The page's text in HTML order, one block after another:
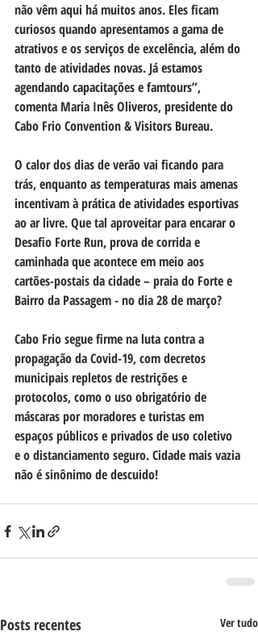
não vêm aqui há muitos anos. Eles ficam
curiosos quando apresentamos a gama de
atrativos e os serviços de excelência, além do
tanto de atividades novas. Já estamos
agendando capacitações e famtours”,
comenta Maria Inês Oliveros, presidente do
Cabo Frio Convention & Visitors Bureau.
O calor dos dias de verão vai ficando para
trás, enquanto as temperaturas mais amenas
incentivam à prática de atividades esportivas
ao ar livre. Que tal aproveitar para encarar o
Desafio Forte Run, prova de corrida e
caminhada que acontece em meio aos
cartões-postais da cidade – praia do Forte e
Bairro da Passagem - no dia 28 de março?
Cabo Frio segue firme na luta contra a
propagação da Covid-19, com decretos
municipais repletos de restrições e
protocolos, como o uso obrigatório de
máscaras por moradores e turistas em
espaços públicos e privados de uso coletivo
e o distanciamento seguro. Cidade mais vazia
não é sinônimo de descuido!
Posts recentes Ver tudo